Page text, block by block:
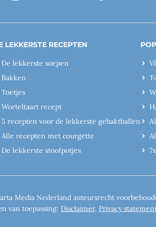
LEKKERSTE RECEPTEN
De lekkerste soepen
Bakken
Toetjes
Worteltaart recept
5 recepten voor de lekkerste gehaktballen
Alle recepten met courgette
De lekkerste stoofpotjes
Media Nederland auteursrecht
van toepassing: Disclaimer, Privacy